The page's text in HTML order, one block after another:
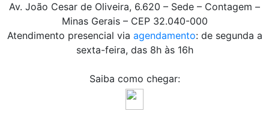
Av. João Cesar de Oliveira, 6.620 – Sede – Contagem –
Minas Gerais – CEP 32.040-000
Atendimento presencial via agendamento: de segunda a
sexta-feira, das 8h às 16h
Saiba como chegar: